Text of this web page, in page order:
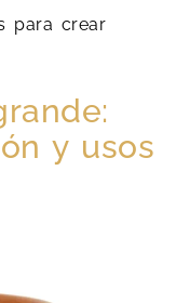
para crear
y usos